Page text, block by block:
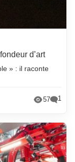
d’art
» : il raconte
57 1